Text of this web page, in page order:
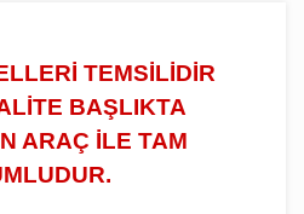
TEMSİLİDİR
BAŞLIKTA
ARAÇ İLE TAM